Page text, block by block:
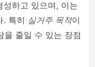
성하고 있으며, 이는
. 특히 실거주 목적이
을 줄일 수 있는 장점